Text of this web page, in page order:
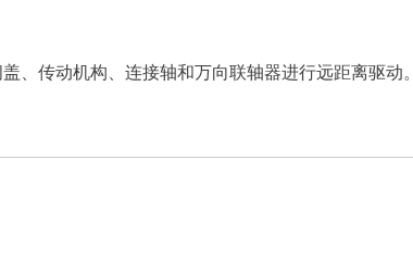
、传动机构、连接轴和万向联轴器进行远距离驱动。